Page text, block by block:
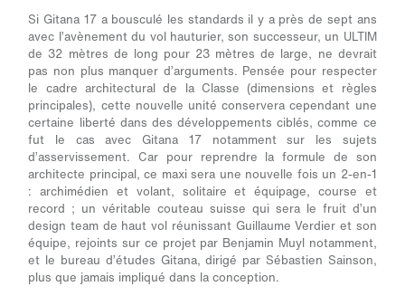
Si Gitana 17 a bousculé les standards il y a près de sept ans
avec l’avènement du vol hauturier, son successeur, un ULTIM
de 32 mètres de long pour 23 mètres de large, ne devrait
pas non plus manquer d’arguments. Pensée pour respecter
le cadre architectural de la Classe (dimensions et règles
principales), cette nouvelle unité conservera cependant une
certaine liberté dans des développements ciblés, comme ce
fut le cas avec Gitana 17 notamment sur les sujets
d’asservissement. Car pour reprendre la formule de son
architecte principal, ce maxi sera une nouvelle fois un 2-en-1
: archimédien et volant, solitaire et équipage, course et
record ; un véritable couteau suisse qui sera le fruit d’un
design team de haut vol réunissant Guillaume Verdier et son
équipe, rejoints sur ce projet par Benjamin Muyl notamment,
et le bureau d’études Gitana, dirigé par Sébastien Sainson,
plus que jamais impliqué dans la conception.